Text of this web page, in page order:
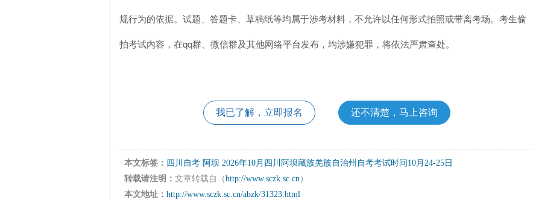
规行为的依据。试题、答题卡、草稿纸等均属于涉考材料，不允许以任何形式拍照或带离考场。考生偷
拍考试内容，在qq群、微信群及其他网络平台发布，均涉嫌犯罪，将依法严肃查处。
我已了解，立即报名 还不清楚，马上咨询
本文标签： 四川自考 阿坝 2026年10月四川阿坝藏族羌族自治州自考考试时间10月24-25日
转载请注明： 文章转载自（http://www.sczk.sc.cn）
本文地址： http://www.sczk.sc.cn/abzk/31323.html